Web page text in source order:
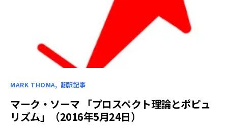
MARK THOMA 翻訳記事
マーク・ソーマ 「プロスペクト理論とポピュ
リズム」（2016年5月24日）